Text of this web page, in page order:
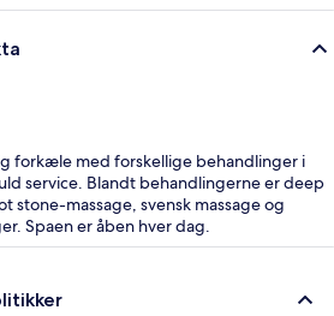
forkæle med forskellige behandlinger i
service. Blandt behandlingerne er deep
stone-massage, svensk massage og
Spaen er åben hver dag.